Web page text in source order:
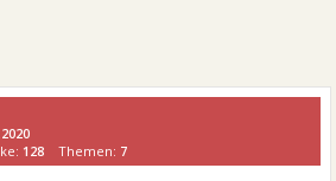
128 Themen: 7